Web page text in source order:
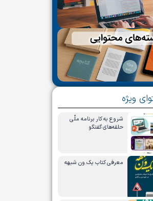
ویژه
شروع به کار برنامه ملّی
حلقه‌های گفتگو
معرفی کتاب یک ون شبهه